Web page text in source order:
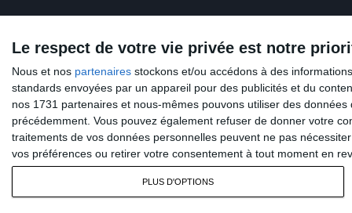
Le respect de votre vie privée est notre
Nous et nos partenaires stockons et/ou accédons à des
standards envoyées par un appareil pour des publicités et du
nos 1731 partenaires et nous-mêmes pouvons utiliser des
précédemment. Vous pouvez également refuser de donner votre
traitements de vos données personnelles peuvent ne pas
vos préférences ou retirer votre consentement à tout moment en
PLUS D'OPTIONS
PLUS D'INFOS
Mentions Légales
Plan Du Site
Politique De Confidentialité
Contactez-Nous